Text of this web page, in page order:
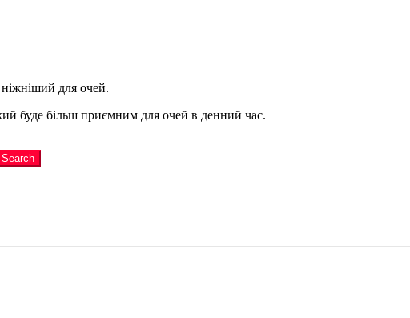
для очей.
буде більш приємним для очей в денний час.
Search